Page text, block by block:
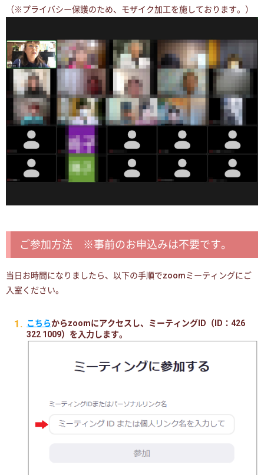
（※プライバシー保護のため、モザイク加工を施しております。）
ご参加方法 ※事前のお申込みは不要です。
当日お時間になりましたら、以下の手順でzoomミーティングにご
入室ください。
こちらからzoomにアクセスし、ミーティングID（ID：426
322 1009）を入力します。